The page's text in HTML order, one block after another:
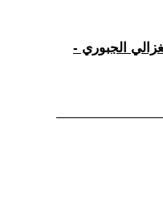
الجبوري -